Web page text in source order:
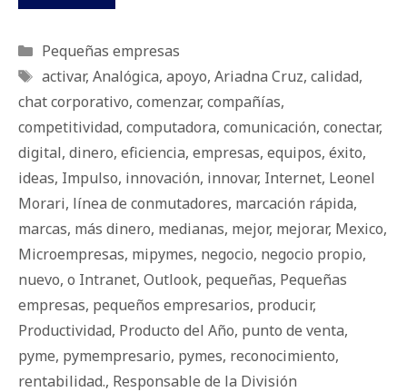
Categorías
Pequeñas empresas
Etiquetas
activar, Analógica, apoyo, Ariadna Cruz, calidad,
chat corporativo, comenzar, compañías,
competitividad, computadora, comunicación, conectar,
digital, dinero, eficiencia, empresas, equipos, éxito,
ideas, Impulso, innovación, innovar, Internet, Leonel
Morari, línea de conmutadores, marcación rápida,
marcas, más dinero, medianas, mejor, mejorar, Mexico,
Microempresas, mipymes, negocio, negocio propio,
nuevo, o Intranet, Outlook, pequeñas, Pequeñas
empresas, pequeños empresarios, producir,
Productividad, Producto del Año, punto de venta,
pyme, pymempresario, pymes, reconocimiento,
rentabilidad., Responsable de la División